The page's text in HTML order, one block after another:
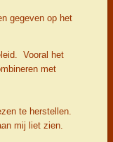
gegeven op het
Vooral het
met
te herstellen.
mij liet zien.